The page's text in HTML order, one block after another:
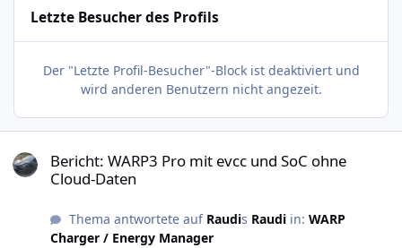
Letzte Besucher des Profils
Der "Letzte Profil-Besucher"-Block ist deaktiviert und
wird anderen Benutzern nicht angezeit.
Bericht: WARP3 Pro mit evcc und SoC ohne
Cloud-Daten
Thema antwortete auf Raudis Raudiin: WARP
Charger / Energy Manager